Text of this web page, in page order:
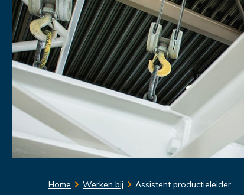
Home Werken bij Assistent productieleider